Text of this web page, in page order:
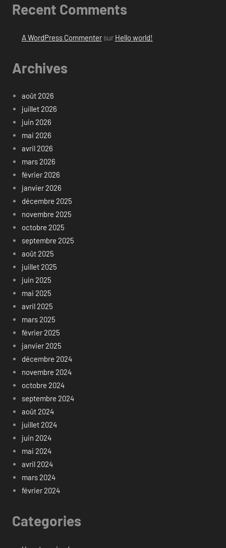
Recent Comments
A WordPress Commentersur Hello world!
Archives
août 2026
juillet 2026
juin 2026
mai 2026
avril 2026
mars 2026
février 2026
janvier 2026
décembre 2025
novembre 2025
octobre 2025
septembre 2025
août 2025
juillet 2025
juin 2025
mai 2025
avril 2025
mars 2025
février 2025
janvier 2025
décembre 2024
novembre 2024
octobre 2024
septembre 2024
août 2024
juillet 2024
juin 2024
mai 2024
avril 2024
mars 2024
février 2024
Categories